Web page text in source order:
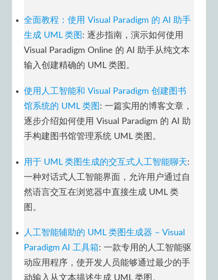
全面教程：使用 Visual Paradigm 的 AI 助手
生成 UML 类图 : 逐步指南，演示如何使用
Visual Paradigm Online 的 AI 助手从纯文本
输入创建精确的 UML 类图。
使用人工智能和 Visual Paradigm 创建图书
馆系统的 UML 类图 : 一篇实用的博客文章，
逐步介绍如何使用 Visual Paradigm 的 AI 助
手构建图书馆管理系统 UML 类图。
用于 UML 类图生成的交互式人工智能聊天:
一种对话式人工智能界面，允许用户通过自
然语言交互在浏览器中直接生成 UML 类
图。
人工智能辅助的 UML 类图生成器 – Visual
Paradigm AI 工具箱: 一款专用的人工智能驱
动应用程序，使开发人员能够通过最少的手
动输入从文本描述生成 UML 类图。